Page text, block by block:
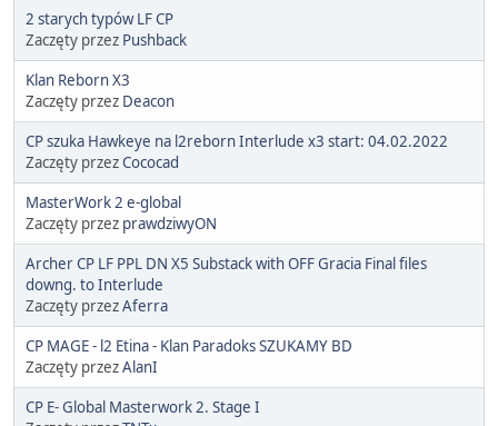
2 starych typów LF CP
Zaczęty przez Pushback
Klan Reborn X3
Zaczęty przez Deacon
CP szuka Hawkeye na l2reborn Interlude x3 start: 04.02.2022
Zaczęty przezCococad
MasterWork 2 e-global
Zaczęty przez prawdziwyON
Archer CP LF PPL DN X5 Substack with OFF Gracia Final files
downg. to Interlude
Zaczęty przezAferra
CP MAGE - l2 Etina - Klan Paradoks SZUKAMY BD
Zaczęty przezAlanI
CP E- Global Masterwork 2. Stage I